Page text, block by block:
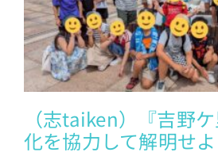
（志taiken）『吉野
化を協力して解明せよ